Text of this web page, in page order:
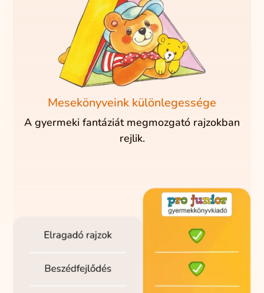
Mesekönyveink különlegessége
A gyermeki fantáziát megmozgató rajzokban
rejlik.